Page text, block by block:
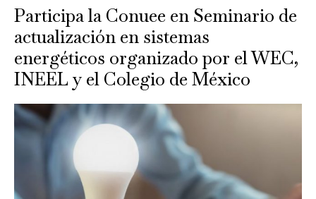
Participa la Conuee en Seminario de
actualización en sistemas
energéticos organizado por el WEC,
INEEL y el Colegio de México